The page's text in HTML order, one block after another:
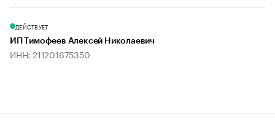
ДЕЙСТВУЕТ
ИП Тимофеев Алексей Николаевич
ИНН: 211201675350